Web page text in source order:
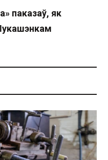
паказаў, як